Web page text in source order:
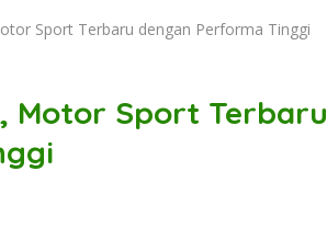
Sport Terbaru dengan Performa Tinggi
Motor Sport Terbaru